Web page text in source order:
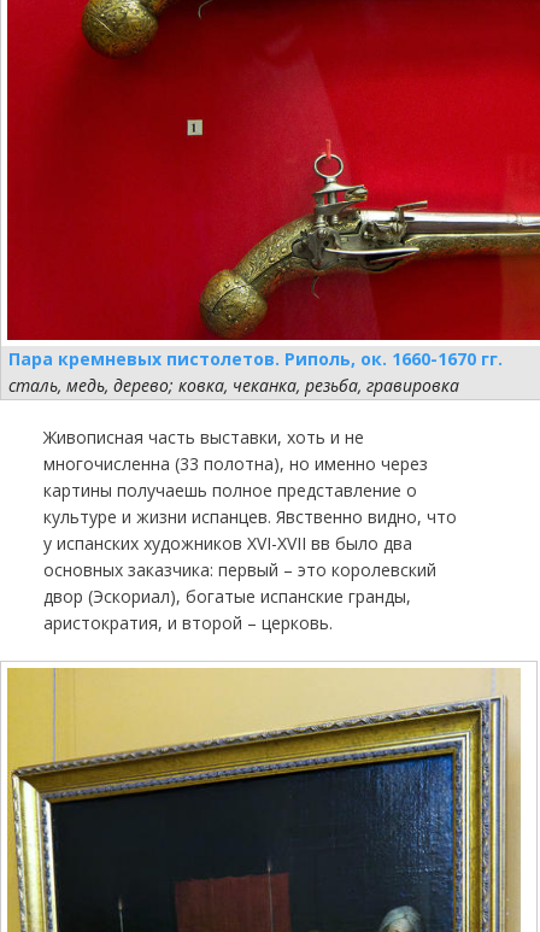
Пара кремневых пистолетов. Риполь, ок. 1660-1670 гг.
сталь, медь, дерево; ковка, чеканка, резьба, гравировка
Живописная часть выставки, хоть и не
многочисленна (33 полотна), но именно через
картины получаешь полное представление о
культуре и жизни испанцев. Явственно видно, что
у испанских художников XVI-XVII вв было два
основных заказчика: первый – это королевский
двор (Эскориал), богатые испанские гранды,
аристократия, и второй – церковь.